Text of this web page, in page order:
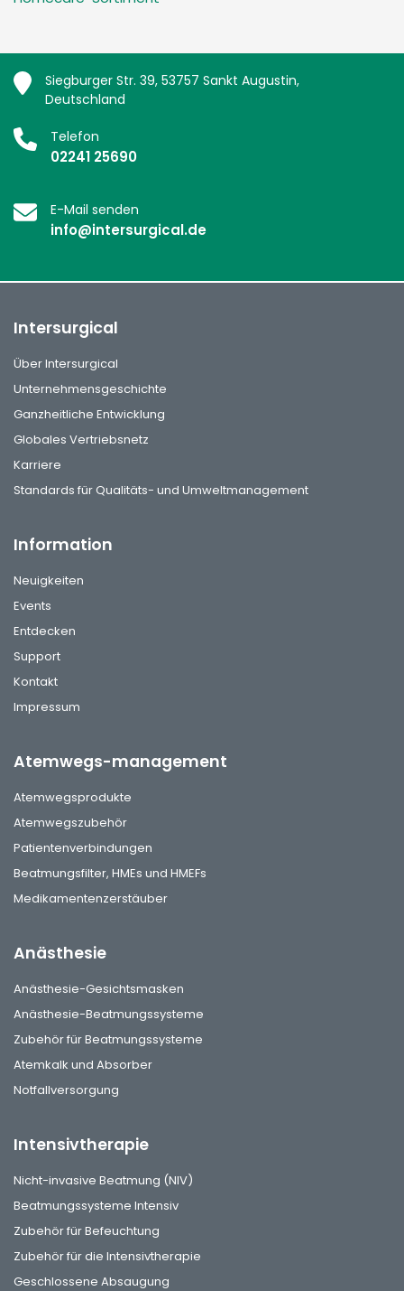
Siegburger Str. 39, 53757 Sankt Augustin,
Deutschland
Telefon
02241 25690
E-Mail senden
info@intersurgical.de
Intersurgical
Über Intersurgical
Unternehmensgeschichte
Ganzheitliche Entwicklung
Globales Vertriebsnetz
Karriere
Standards für Qualitäts- und Umweltmanagement
Information
Neuigkeiten
Events
Entdecken
Support
Kontakt
Impressum
Atemwegs-management
Atemwegsprodukte
Atemwegszubehör
Patientenverbindungen
Beatmungsfilter, HMEs und HMEFs
Medikamentenzerstäuber
Anästhesie
Anästhesie-Gesichtsmasken
Anästhesie-Beatmungssysteme
Zubehör für Beatmungssysteme
Atemkalk und Absorber
Notfallversorgung
Intensivtherapie
Nicht-invasive Beatmung (NIV)
Beatmungssysteme Intensiv
Zubehör für Befeuchtung
Zubehör für die Intensivtherapie
Geschlossene Absaugung